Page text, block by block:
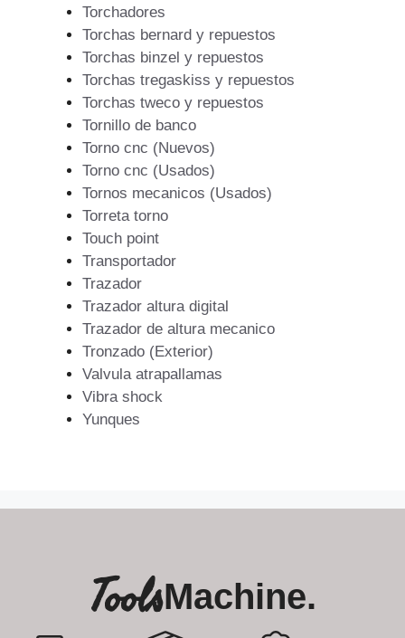
Torchadores
Torchas bernard y repuestos
Torchas binzel y repuestos
Torchas tregaskiss y repuestos
Torchas tweco y repuestos
Tornillo de banco
Torno cnc (Nuevos)
Torno cnc (Usados)
Tornos mecanicos (Usados)
Torreta torno
Touch point
Transportador
Trazador
Trazador altura digital
Trazador de altura mecanico
Tronzado (Exterior)
Valvula atrapallamas
Vibra shock
Yunques
ToolsMachine.